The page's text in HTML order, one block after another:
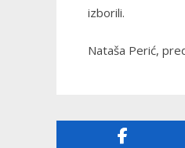
izborili.
Nataša Perić,